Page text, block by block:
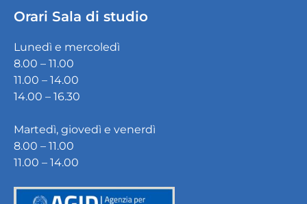
Orari Sala di studio
Lunedì e mercoledì
8.00 – 11.00
11.00 – 14.00
14.00 – 16.30
Martedì, giovedì e venerdì
8.00 – 11.00
11.00 – 14.00